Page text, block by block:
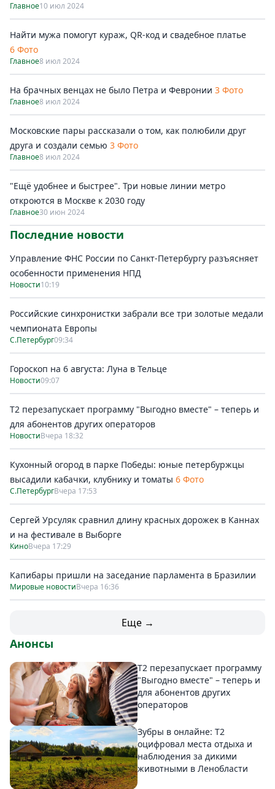
Главное10 июл 2024
Найти мужа помогут кураж, QR-код и свадебное платье
6 Фото
Главное8 июл 2024
На брачных венцах не было Петра и Февронии 3 Фото
Главное8 июл 2024
Московские пары рассказали о том, как полюбили друг
друга и создали семью 3 Фото
Главное8 июл 2024
"Ещё удобнее и быстрее". Три новые линии метро
откроются в Москве к 2030 году
Главное30 июн 2024
Последние новости
Управление ФНС России по Санкт-Петербургу разъясняет
особенности применения НПД
Новости10:19
Российские синхронистки забрали все три золотые медали
чемпионата Европы
С.Петербург09:34
Гороскоп на 6 августа: Луна в Тельце
Новости09:07
Т2 перезапускает программу "Выгодно вместе" – теперь и
для абонентов других операторов
НовостиВчера 18:32
Кухонный огород в парке Победы: юные петербуржцы
высадили кабачки, клубнику и томаты 6 Фото
С.ПетербургВчера 17:53
Сергей Урсуляк сравнил длину красных дорожек в Каннах
и на фестивале в Выборге
КиноВчера 17:29
Капибары пришли на заседание парламента в Бразилии
Мировые новостиВчера 16:36
Еще →
Анонсы
Т2 перезапускает программу
"Выгодно вместе" – теперь и
для абонентов других
операторов
Зубры в онлайне: Т2
оцифровал места отдыха и
наблюдения за дикими
животными в Ленобласти